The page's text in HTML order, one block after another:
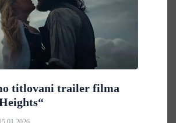
titlovani trailer filma